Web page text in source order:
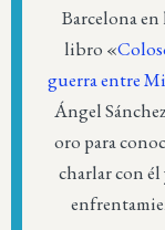
Barcelona
libro «
guerra entre
Ángel
oro para
charlar con él